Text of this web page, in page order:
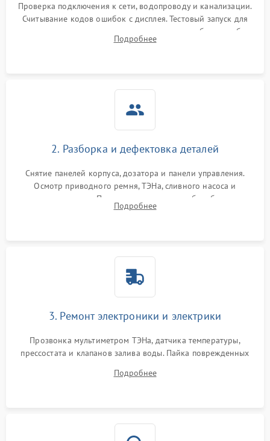
Проверка подключения к сети, водопроводу и канализации.
Считывание кодов ошибок с дисплея. Тестовый запуск для
выявления посторонних шумов, протечек или сбоев в работе
электронного модуля управления.
Подробнее
2. Разборка и дефектовка деталей
Снятие панелей корпуса, дозатора и панели управления.
Осмотр приводного ремня, ТЭНа, сливного насоса и
амортизаторов. Проверка подшипников барабана и
крестовины на износ, а манжеты люка на разрывы.
Подробнее
3. Ремонт электроники и электрики
Прозвонка мультиметром ТЭНа, датчика температуры,
прессостата и клапанов залива воды. Пайка поврежденных
Восстановление целостности проводки и контактов.
Подробнее